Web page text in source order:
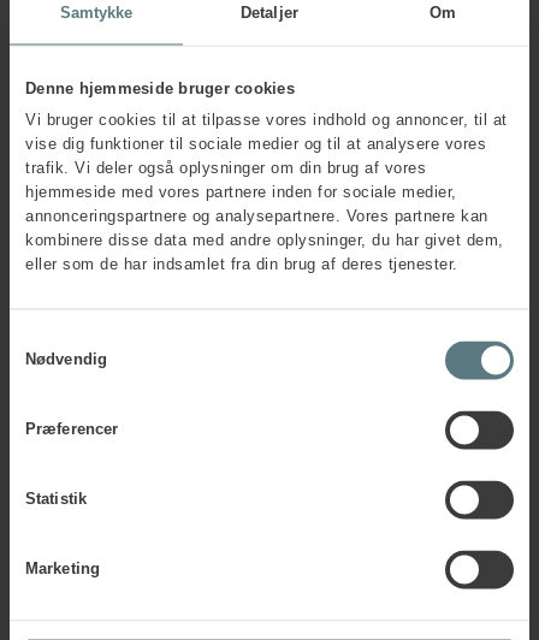
Samtykke Detaljer Om
Denne hjemmeside bruger cookies
Vi bruger cookies til at tilpasse vores indhold og annoncer, til at
vise dig funktioner til sociale medier og til at analysere vores
trafik. Vi deler også oplysninger om din brug af vores
hjemmeside med vores partnere inden for sociale medier,
annonceringspartnere og analysepartnere. Vores partnere kan
kombinere disse data med andre oplysninger, du har givet dem,
eller som de har indsamlet fra din brug af deres tjenester.
Nødvendig
Præferencer
Statistik
Marketing